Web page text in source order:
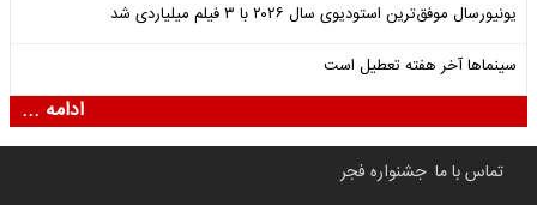
یونیورسال موفق‌ترین استودیوی سال ۲۰۲۶ با ۳ فیلم میلیاردی شد
سینماها آخر هفته تعطیل است
ادامه ...
تماس با ما جشنواره فجر